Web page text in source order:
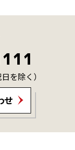
を除く）
せ